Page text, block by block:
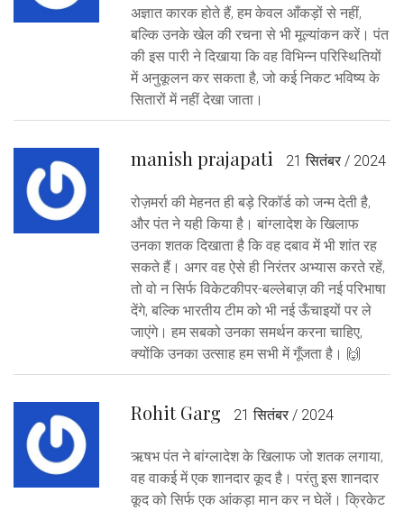
अज्ञात कारक होते हैं, हम केवल आँकड़ों से नहीं,
बल्कि उनके खेल की रचना से भी मूल्यांकन करें। पंत
की इस पारी ने दिखाया कि वह विभिन्न परिस्थितियों
में अनुकूलन कर सकता है, जो कई निकट भविष्य के
सितारों में नहीं देखा जाता।
manish prajapati 21 सितंबर / 2024
रोज़मर्रा की मेहनत ही बड़े रिकॉर्ड को जन्म देती है,
और पंत ने यही किया है। बांग्लादेश के खिलाफ
उनका शतक दिखाता है कि वह दबाव में भी शांत रह
सकते हैं। अगर वह ऐसे ही निरंतर अभ्यास करते रहें,
तो वो न सिर्फ विकेटकीपर-बल्लेबाज़ की नई परिभाषा
देंगे, बल्कि भारतीय टीम को भी नई ऊँचाइयों पर ले
जाएंगे। हम सबको उनका समर्थन करना चाहिए,
क्योंकि उनका उत्साह हम सभी में गूँजता है। 🙌
Rohit Garg 21 सितंबर / 2024
ऋषभ पंत ने बांग्लादेश के खिलाफ जो शतक लगाया,
वह वाकई में एक शानदार कूद है। परंतु इस शानदार
कूद को सिर्फ एक आंकड़ा मान कर न घेलें। क्रिकेट